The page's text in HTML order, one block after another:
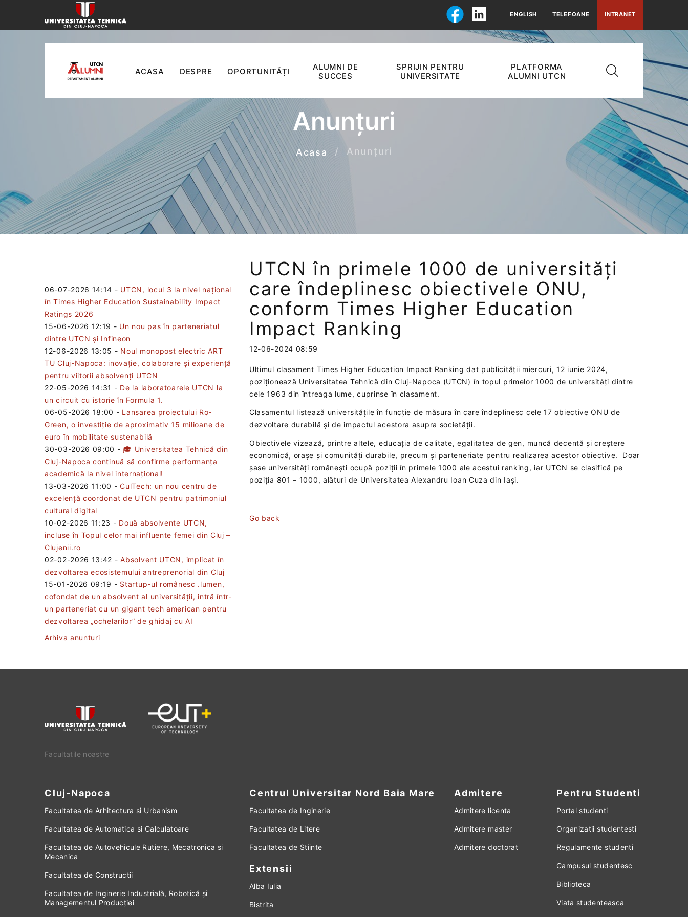
ENGLISH TELEFOANE INTRANET
ACASA DESPRE OPORTUNITĂȚI
ALUMNI DE
SUCCES
SPRIJIN PENTRU
UNIVERSITATE
PLATFORMA
ALUMNI UTCN
Anunțuri
Acasa Anunțuri
06-07-2026 14:14 - UTCN, locul 3 la nivel național
în Times Higher Education Sustainability Impact
Ratings 2026
15-06-2026 12:19 - Un nou pas în parteneriatul
dintre UTCN și Infineon
12-06-2026 13:05 - Noul monopost electric ART
TU Cluj-Napoca: inovație, colaborare și experiență
pentru viitorii absolvenți UTCN
22-05-2026 14:31 - De la laboratoarele UTCN la
un circuit cu istorie în Formula 1.
06-05-2026 18:00 - Lansarea proiectului Ro-
Green, o investiție de aproximativ 15 milioane de
euro în mobilitate sustenabilă
30-03-2026 09:00 - 🎓 Universitatea Tehnică din
Cluj-Napoca continuă să confirme performanța
academică la nivel internațional!
13-03-2026 11:00 -CulTech: un nou centru de
excelență coordonat de UTCN pentru patrimoniul
cultural digital
10-02-2026 11:23 - Două absolvente UTCN,
incluse în Topul celor mai influente femei din Cluj –
Clujenii.ro
02-02-2026 13:42 -Absolvent UTCN, implicat în
dezvoltarea ecosistemului antreprenorial din Cluj
15-01-2026 09:19 - Startup-ul românesc .lumen,
cofondat de un absolvent al universității, intră într-
un parteneriat cu un gigant tech american pentru
dezvoltarea „ochelarilor” de ghidaj cu AI
Arhiva anunturi
UTCN în primele 1000 de universități
care îndeplinesc obiectivele ONU,
conform Times Higher Education
Impact Ranking
12-06-2024 08:59
Ultimul clasament Times Higher Education Impact Ranking dat publicității miercuri, 12 iunie 2024,
poziționează Universitatea Tehnică din Cluj-Napoca (UTCN) în topul primelor 1000 de universități dintre
cele 1963 din întreaga lume, cuprinse în clasament.
Clasamentul listează universitățile în funcție de măsura în care îndeplinesc cele 17 obiective ONU de
dezvoltare durabilă și de impactul acestora asupra societății.
Obiectivele vizează, printre altele, educația de calitate, egalitatea de gen, muncă decentă și creștere
economică, orașe și comunități durabile, precum și parteneriate pentru realizarea acestor obiective. Doar
șase universități românești ocupă poziții în primele 1000 ale acestui ranking, iar UTCN se clasifică pe
poziția 801 – 1000, alături de Universitatea Alexandru Ioan Cuza din Iași.
Go back
Facultatile noastre
Cluj-Napoca Centrul Universitar Nord Baia Mare
Facultatea de Arhitectura si Urbanism
Facultatea de Automatica si Calculatoare
Facultatea de Autovehicule Rutiere, Mecatronica si
Mecanica
Facultatea de Constructii
Facultatea de Inginerie Industrială, Robotică și
Managementul Producției
Facultatea de Inginerie
Facultatea de Litere
Facultatea de Stiinte
Extensii
Alba Iulia
Bistrita
Admitere
Admitere licenta
Admitere master
Admitere doctorat
Pentru Studenti
Portal studenti
Organizatii studentesti
Regulamente studenti
Campusul studentesc
Biblioteca
Viata studenteasca